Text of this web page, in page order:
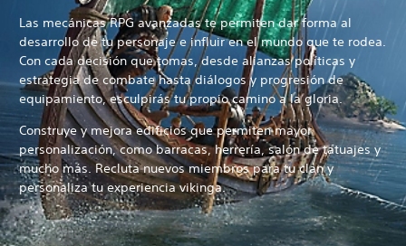
Las mecánicas RPG avanzadas te permiten dar forma al
desarrollo de tu personaje e influir en el mundo que te rodea.
Con cada decisión que tomas, desde alianzas políticas y
estrategia de combate hasta diálogos y progresión de
equipamiento, esculpirás tu propio camino a la gloria.
Construye y mejora edificios que permiten mayor
personalización, como barracas, herrería, salón de tatuajes y
mucho más. Recluta nuevos miembros para tu clan y
personaliza tu experiencia vikinga.